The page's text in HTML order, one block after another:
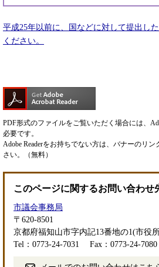
平成25年以前に、国などに対して提出し
ください。
PDF形式のファイルをご覧いただく場合には、
必要です。
Adobe Readerをお持ちでない方は、バナーのリ
さい。（無料）
このページに関するお問い合わせ
市議会事務局
〒620-8501
京都府福知山市字内記13番地の1(市役
Tel：0773-24-7031
Fax：0773-24-7080